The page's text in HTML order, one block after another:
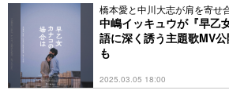
橋本愛と中川大志が肩を寄せ
中嶋イッキュウが『早乙
語に深く誘う主題歌MV
も
2025.03.05 18:00